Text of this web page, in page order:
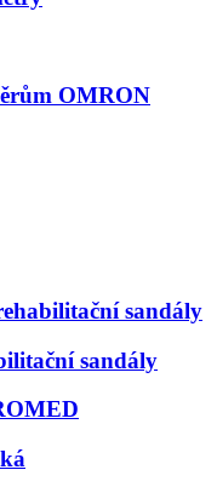
OMRON
sandály
sandály